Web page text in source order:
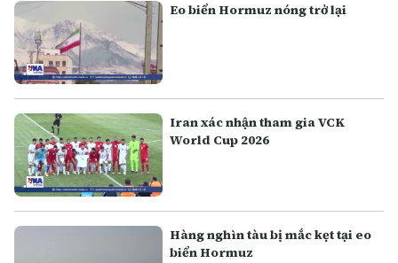
Eo biển Hormuz nóng trở lại
Iran xác nhận tham gia VCK
World Cup 2026
Hàng nghìn tàu bị mắc kẹt tại eo
biển Hormuz